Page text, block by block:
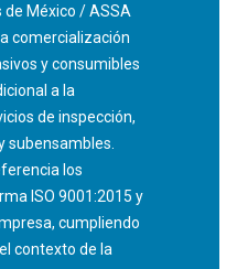
de México / ASSA
comercialización
y consumibles
a la
de inspección,
subensambles.
los
ISO 9001:2015 y
cumpliendo
contexto de la